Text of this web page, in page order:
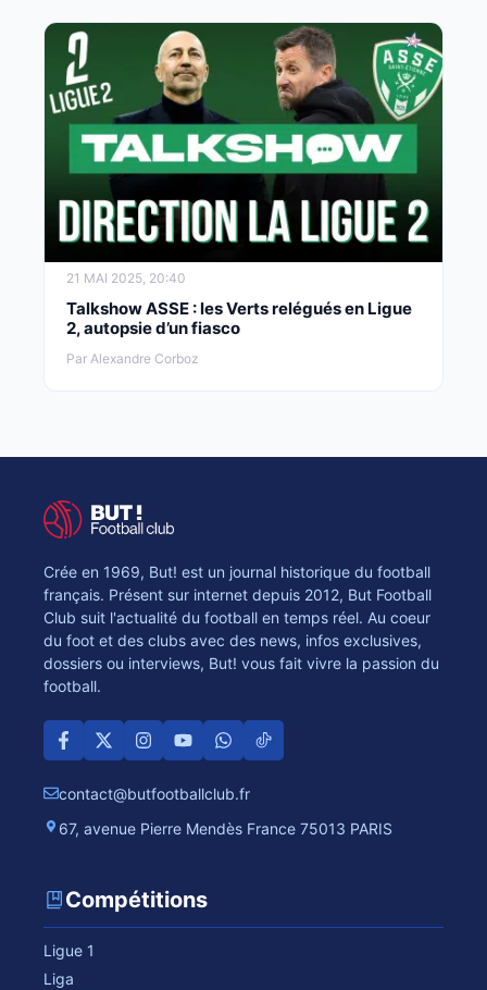
21 MAI 2025, 20:40
Talkshow ASSE : les Verts relégués en Ligue
2, autopsie d’un fiasco
Par Alexandre Corboz
Crée en 1969, But! est un journal historique du football
français. Présent sur internet depuis 2012, But Football
Club suit l'actualité du football en temps réel. Au coeur
du foot et des clubs avec des news, infos exclusives,
dossiers ou interviews, But! vous fait vivre la passion du
football.
contact@butfootballclub.fr
67, avenue Pierre Mendès France 75013 PARIS
Compétitions
Ligue 1
Liga